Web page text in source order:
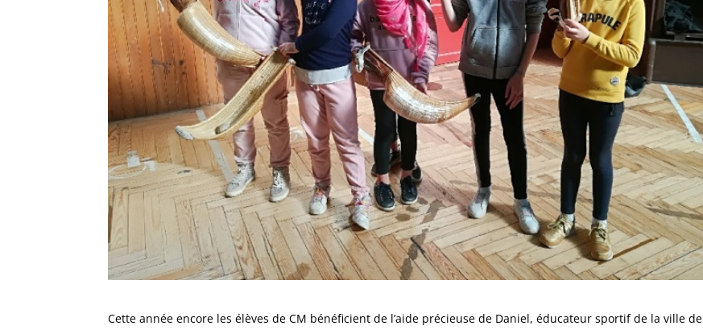
Cette année encore les élèves de CM bénéficient de l’aide précieuse de Daniel, éducateur sportif de la ville de